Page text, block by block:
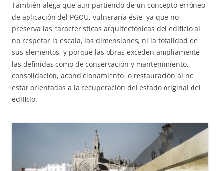
También alega que aun partiendo de un concepto erróneo
de aplicación del PGOU, vulneraría éste, ya que no
preserva las características arquitectónicas del edificio al
no respetar la escala, las dimensiones, ni la totalidad de
sus elementos, y porque las obras exceden ampliamente
las definidas como de conservación y mantenimiento,
consolidación, acondicionamiento o restauración al no
estar orientadas a la recuperación del estado original del
edificio.